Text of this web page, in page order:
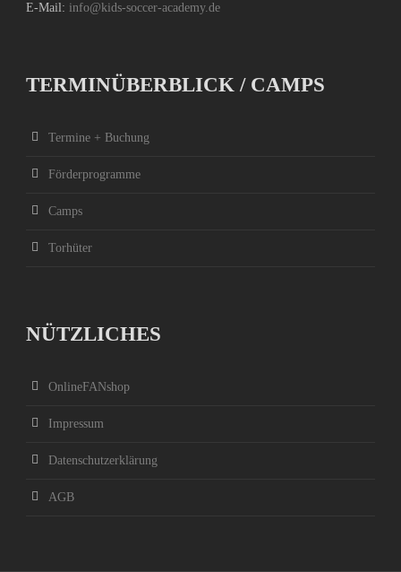
E-Mail: info@kids-soccer-academy.de
TERMINÜBERBLICK / CAMPS
Termine + Buchung
Förderprogramme
Camps
Torhüter
NÜTZLICHES
OnlineFANshop
Impressum
Datenschutzerklärung
AGB